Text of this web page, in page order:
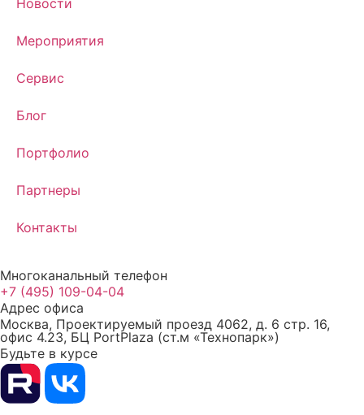
Новости
Мероприятия
Сервис
Блог
Портфолио
Партнеры
Контакты
Многоканальный телефон
+7 (495) 109-04-04
Адрес офиса
Москва, Проектируемый проезд 4062, д. 6 стр. 16,
офис 4.23, БЦ PortPlaza (ст.м «Технопарк»)
Будьте в курсе